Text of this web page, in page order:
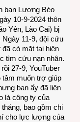
bạn Lương Béo
10-9-2024 thôn
Yên, Lào Cai) bị
Ngày 11-9, đội cứu
có mặt tại hiện
tìm cứu nạn nhân.
27-9, YouTuber
tâm muốn trợ giúp
bạn ấy đã liên
là công ty của
bao gồm chi
cho lực lượng của